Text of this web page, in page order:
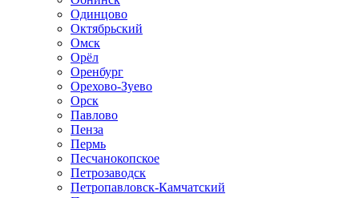
Одинцово
Октябрьский
Омск
Орёл
Оренбург
Орехово-Зуево
Орск
Павлово
Пенза
Пермь
Песчанокопское
Петрозаводск
Петропавловск-Камчатский